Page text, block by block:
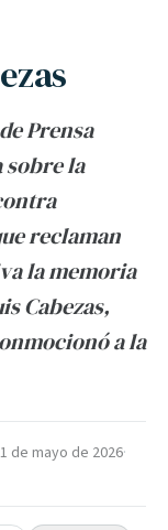
Prensa
sobre la
reclaman
la memoria
Cabezas,
a la
de mayo de 2026·